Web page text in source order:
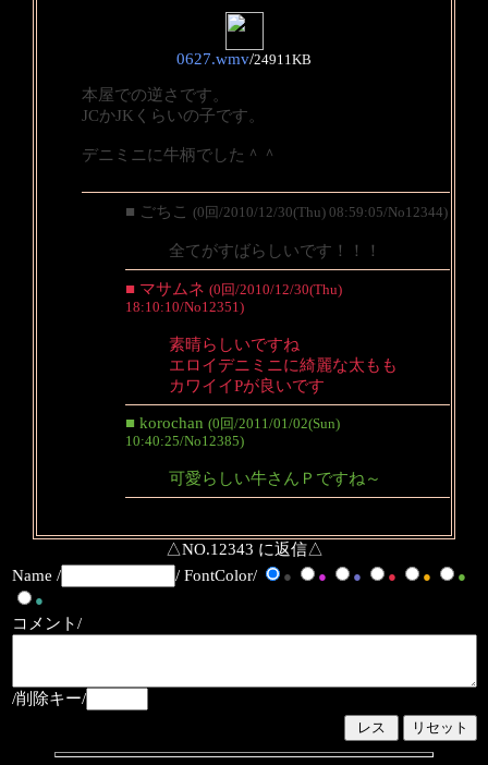
0627.wmv/24911KB
本屋での逆さです。
JCかJKくらいの子です。
デニミニに牛柄でした＾＾
■ ごちこ (0回/2010/12/30(Thu) 08:59:05/No12344)
全てがすばらしいです！！！
■ マサムネ (0回/2010/12/30(Thu)
18:10:10/No12351)
素晴らしいですね
エロイデニミニに綺麗な太もも
カワイイPが良いです
■ korochan (0回/2011/01/02(Sun)
10:40:25/No12385)
可愛らしい牛さんＰですね～
△NO.12343 に返信△
Name /
/ FontColor/ ● ● ● ● ●
●
●
コメント/
/削除キー/